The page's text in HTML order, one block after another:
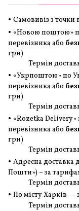
• Самовивіз з
• «Новою поштою»
перевізника або
грн)
Термін
• «Укрпоштою» по
перевізника або
грн)
Термін
• «Rozetka
перевізника або
грн)
Термін
• Адресна доставка
Пошти») – за
Термін
• По місту Харків —
Термін